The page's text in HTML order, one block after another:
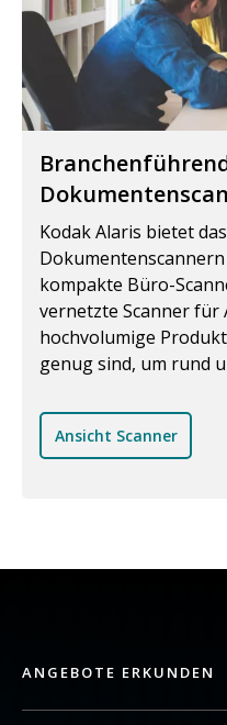
Kodak Alaris bietet
kompakte Büro-
vernetzte Scanner
hochvolumige
genug sind, um rund
Ansicht Scanner
ANGEBOTE ERKUNDEN